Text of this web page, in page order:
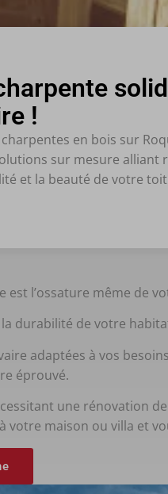
!
en bois sur
sur mesure
et la beauté de votre
est l’ossature même de
durabilité de votre
adaptées à vos
éprouvé.
une rénovation
maison ou villa et